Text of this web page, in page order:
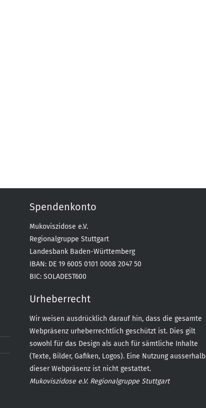
Spendenkonto
Mukoviszidose e.V.
Regionalgruppe Stuttgart
Landesbank Baden-Württemberg
IBAN: DE 19 6005 0101 0008 2047 50
BIC: SOLADEST600
Urheberrecht
Wir weisen ausdrücklich darauf hin, dass die gesamte
Webpräsenz urheberrechtlich geschützt ist. Dies gilt
sowohl für das Design als auch für sämtliche Inhalte
(Texte, Bilder, Gafiken, Logos). Eine Nutzung ausserhalb
dieser Webpräsenz ist nicht gestattet.
Mukoviszidose e.V. Regionalgruppe Stuttgart